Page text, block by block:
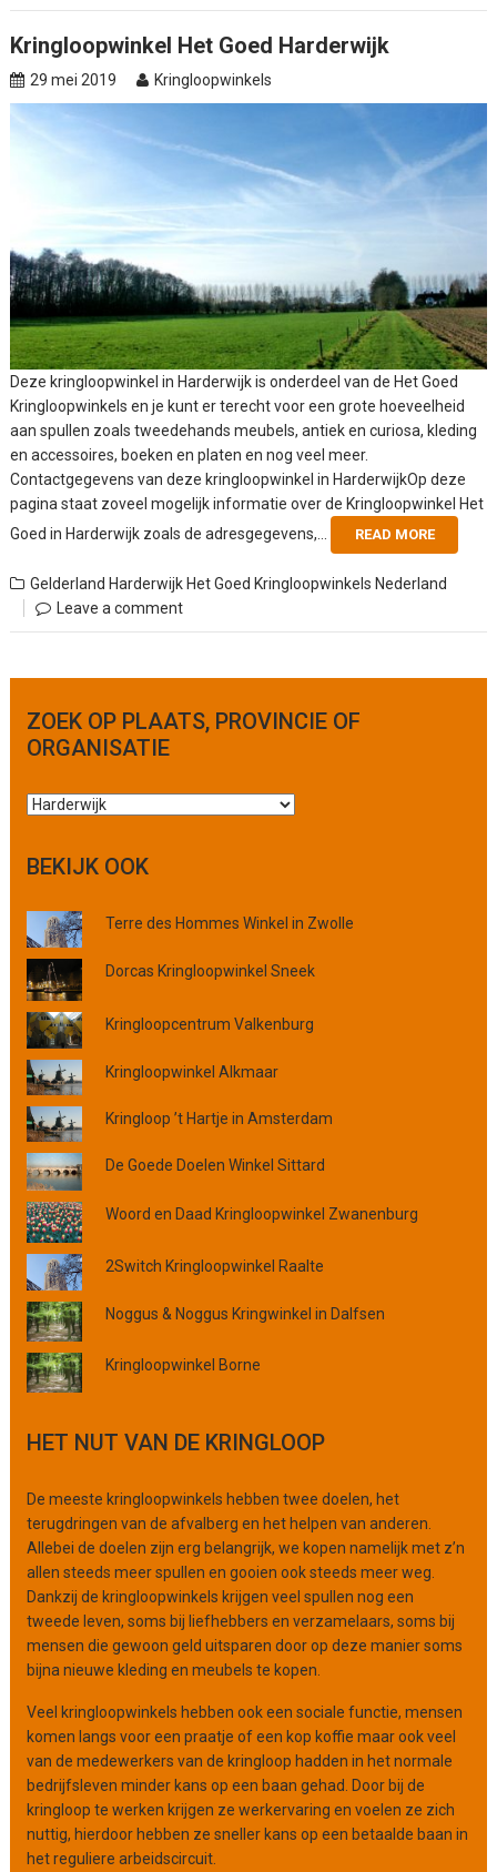
Kringloopwinkel Het Goed Harderwijk
29 mei 2019 Kringloopwinkels
Deze kringloopwinkel in Harderwijk is onderdeel van de Het Goed
Kringloopwinkels en je kunt er terecht voor een grote hoeveelheid
aan spullen zoals tweedehands meubels, antiek en curiosa, kleding
en accessoires, boeken en platen en nog veel meer.
Contactgegevens van deze kringloopwinkel in HarderwijkOp deze
pagina staat zoveel mogelijk informatie over de Kringloopwinkel Het
Goed in Harderwijk zoals de adresgegevens,...
READ MORE
Gelderland Harderwijk Het Goed Kringloopwinkels Nederland
Leave a comment
ZOEK OP PLAATS, PROVINCIE OF
ORGANISATIE
Z
e
k
p
l
a
a
t
s
,
p
r
o
v
i
n
i
e
o
f
o
g
n
s
a
t
BEKIJK OOK
Terre des Hommes Winkel in Zwolle
Dorcas Kringloopwinkel Sneek
Kringloopcentrum Valkenburg
Kringloopwinkel Alkmaar
Kringloop ’t Hartje in Amsterdam
De Goede Doelen Winkel Sittard
Woord en Daad Kringloopwinkel Zwanenburg
2Switch Kringloopwinkel Raalte
Noggus & Noggus Kringwinkel in Dalfsen
Kringloopwinkel Borne
HET NUT VAN DE KRINGLOOP
De meeste kringloopwinkels hebben twee doelen, het
terugdringen van de afvalberg en het helpen van anderen.
Allebei de doelen zijn erg belangrijk, we kopen namelijk met z’n
allen steeds meer spullen en gooien ook steeds meer weg.
Dankzij de kringloopwinkels krijgen veel spullen nog een
tweede leven, soms bij liefhebbers en verzamelaars, soms bij
mensen die gewoon geld uitsparen door op deze manier soms
bijna nieuwe kleding en meubels te kopen.
Veel kringloopwinkels hebben ook een sociale functie, mensen
komen langs voor een praatje of een kop koffie maar ook veel
van de medewerkers van de kringloop hadden in het normale
bedrijfsleven minder kans op een baan gehad. Door bij de
kringloop te werken krijgen ze werkervaring en voelen ze zich
nuttig, hierdoor hebben ze sneller kans op een betaalde baan in
het reguliere arbeidscircuit.